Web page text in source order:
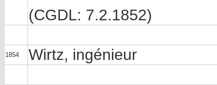
(CGDL: 7.2.1852)
1854 Wirtz, ingénieur